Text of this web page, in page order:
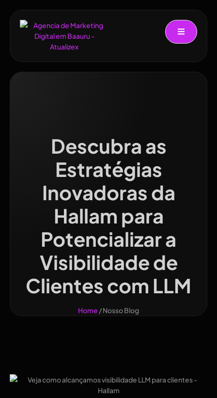
Descubra as
Estratégias
Inovadoras da
Hallam para
Potencializar a
Visibilidade de
Clientes com LLM
Home / Nosso Blog